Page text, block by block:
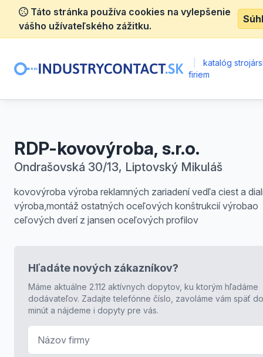
Táto stránka používa cookies na vylepšenie
vášho užívateľského zážitku.
katalóg
firiem
RDP-kovovýroba, s.r.o.
Ondrašovská 30/13, Liptovský Mikuláš
kovovýroba výroba reklamných zariadení vedľa ciest a
výroba,montáž ostatných oceľových konštrukcií výrobao
ceľových dverí z jansen oceľových profilov
Hľadáte nových zákazníkov?
Máme aktuálne 2.112 aktívnych dopytov, ku ktorým hľadáme
dodávateľov. Zadajte telefónne číslo, zavoláme vám späť
minút a nájdeme i dopyty pre vás.